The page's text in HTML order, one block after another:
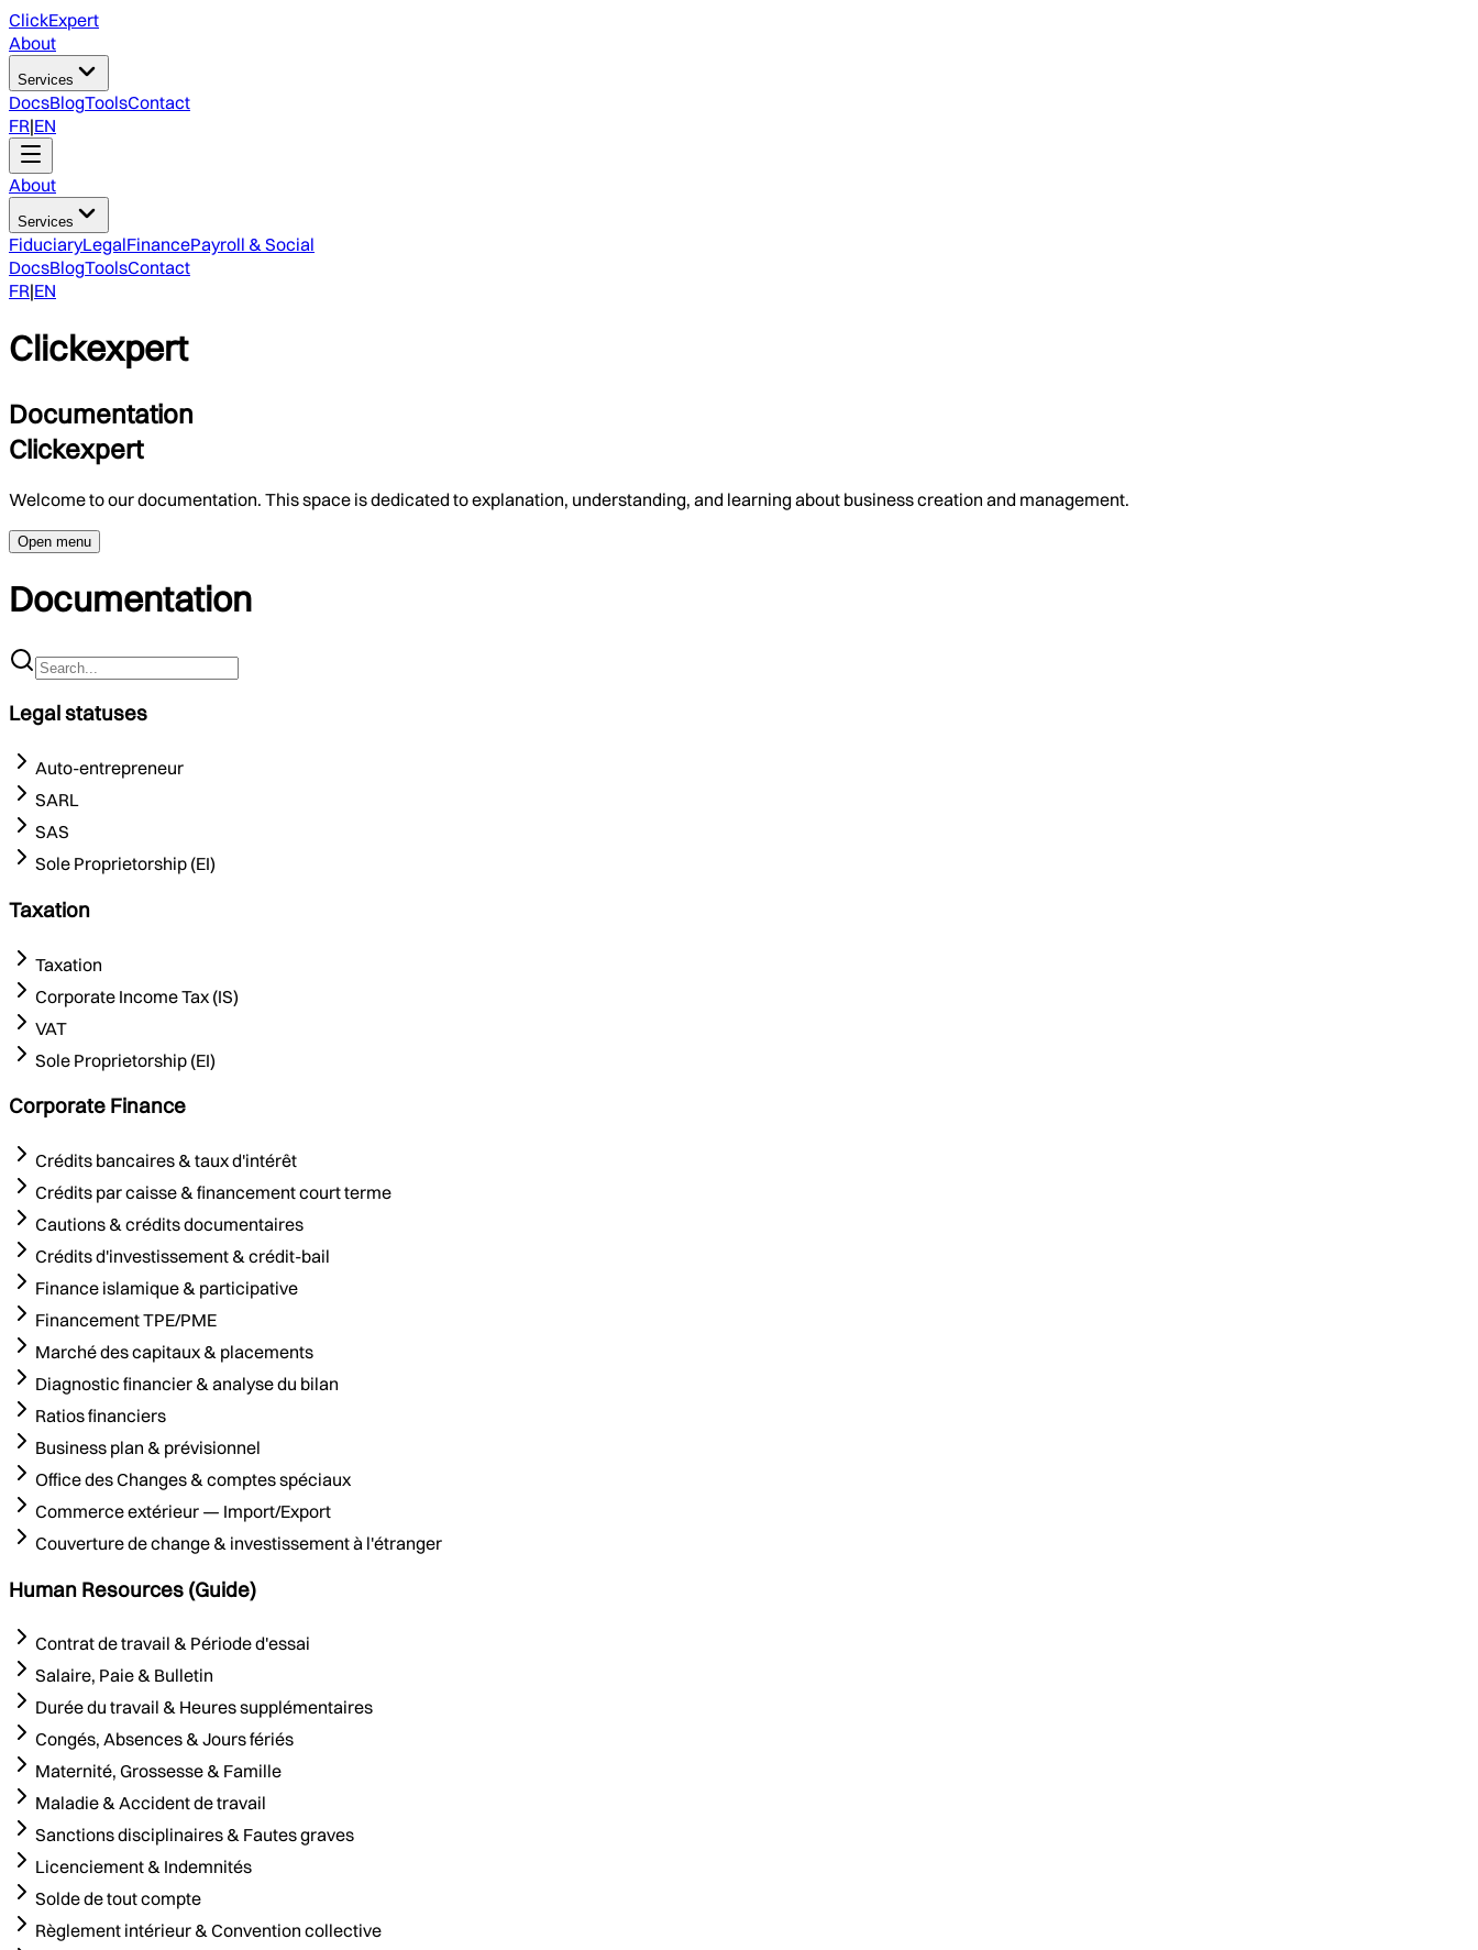
ClickExpert
About
Services
DocsBlogToolsContact
FR|EN
About
Services
FiduciaryLegalFinancePayroll & Social
DocsBlogToolsContact
FR|EN
Clickexpert
Documentation
Clickexpert
Welcome to our documentation. This space is dedicated to explanation, understanding, and learning about business creation and management.
Open menu
Documentation
Legal statuses
Auto-entrepreneur
SARL
SAS
Sole Proprietorship (EI)
Taxation
Taxation
Corporate Income Tax (IS)
VAT
Sole Proprietorship (EI)
Corporate Finance
Crédits bancaires & taux d'intérêt
Crédits par caisse & financement court terme
Cautions & crédits documentaires
Crédits d'investissement & crédit-bail
Finance islamique & participative
Financement TPE/PME
Marché des capitaux & placements
Diagnostic financier & analyse du bilan
Ratios financiers
Business plan & prévisionnel
Office des Changes & comptes spéciaux
Commerce extérieur — Import/Export
Couverture de change & investissement à l'étranger
Human Resources (Guide)
Contrat de travail & Période d'essai
Salaire, Paie & Bulletin
Durée du travail & Heures supplémentaires
Congés, Absences & Jours fériés
Maternité, Grossesse & Famille
Maladie & Accident de travail
Sanctions disciplinaires & Fautes graves
Licenciement & Indemnités
Solde de tout compte
Règlement intérieur & Convention collective